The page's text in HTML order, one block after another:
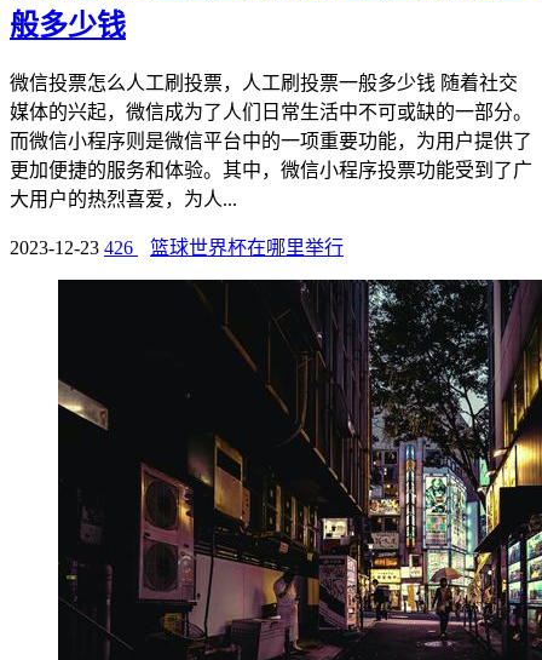
般多少钱
微信投票怎么人工刷投票，人工刷投票一般多少钱 随着社交
媒体的兴起，微信成为了人们日常生活中不可或缺的一部分。
而微信小程序则是微信平台中的一项重要功能，为用户提供了
更加便捷的服务和体验。其中，微信小程序投票功能受到了广
大用户的热烈喜爱，为人...
2023-12-23 426 篮球世界杯在哪里举行